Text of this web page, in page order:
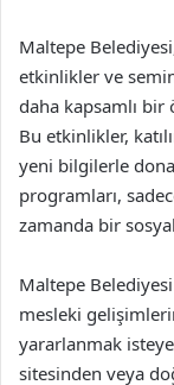
Maltepe
etkinlikler ve
daha kapsamlı bir
Bu etkinlikler,
yeni bilgilerle
programları,
zamanda bir
Maltepe
mesleki
yararlanmak
sitesinden veya